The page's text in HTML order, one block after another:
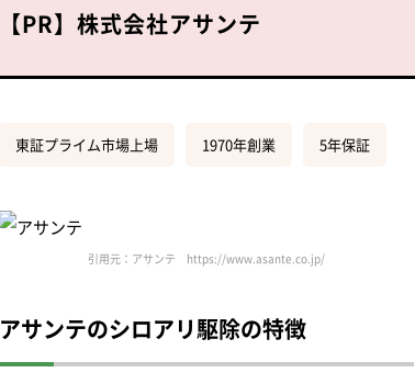
【PR】株式会社アサンテ
東証プライム市場上場 1970年創業 5年保証
引用元：アサンテ https://www.asante.co.jp/
アサンテのシロアリ駆除の特徴